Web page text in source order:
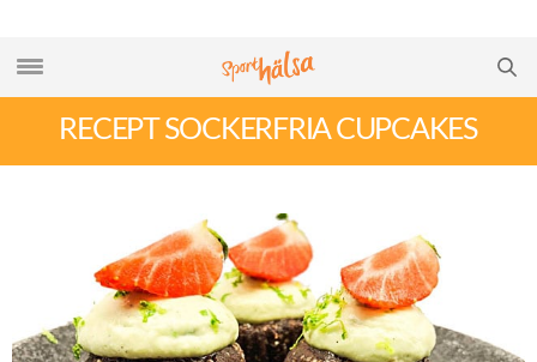
RECEPT SOCKERFRIA CUPCAKES